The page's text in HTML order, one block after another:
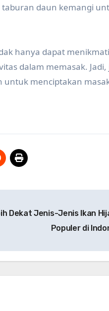
daun kemangi
hanya dapat
dalam memasak. Jadi,
menciptakan
Dekat Jenis-Jenis Ikan
Populer di